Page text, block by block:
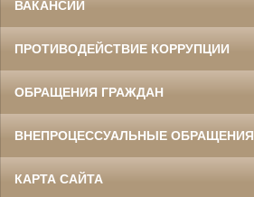
ВАКАНСИИ
ПРОТИВОДЕЙСТВИЕ КОРРУПЦИИ
ОБРАЩЕНИЯ ГРАЖДАН
ВНЕПРОЦЕССУАЛЬНЫЕ ОБРАЩЕНИЯ
КАРТА САЙТА